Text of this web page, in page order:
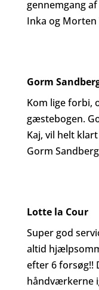
gennemgang
Inka og Morten
Gorm
Kom lige forbi,
gæstebogen.
Kaj, vil helt
Gorm Sandberg
Lotte la Cour
Super god
altid
efter 6 forsøg!!
håndværkerne